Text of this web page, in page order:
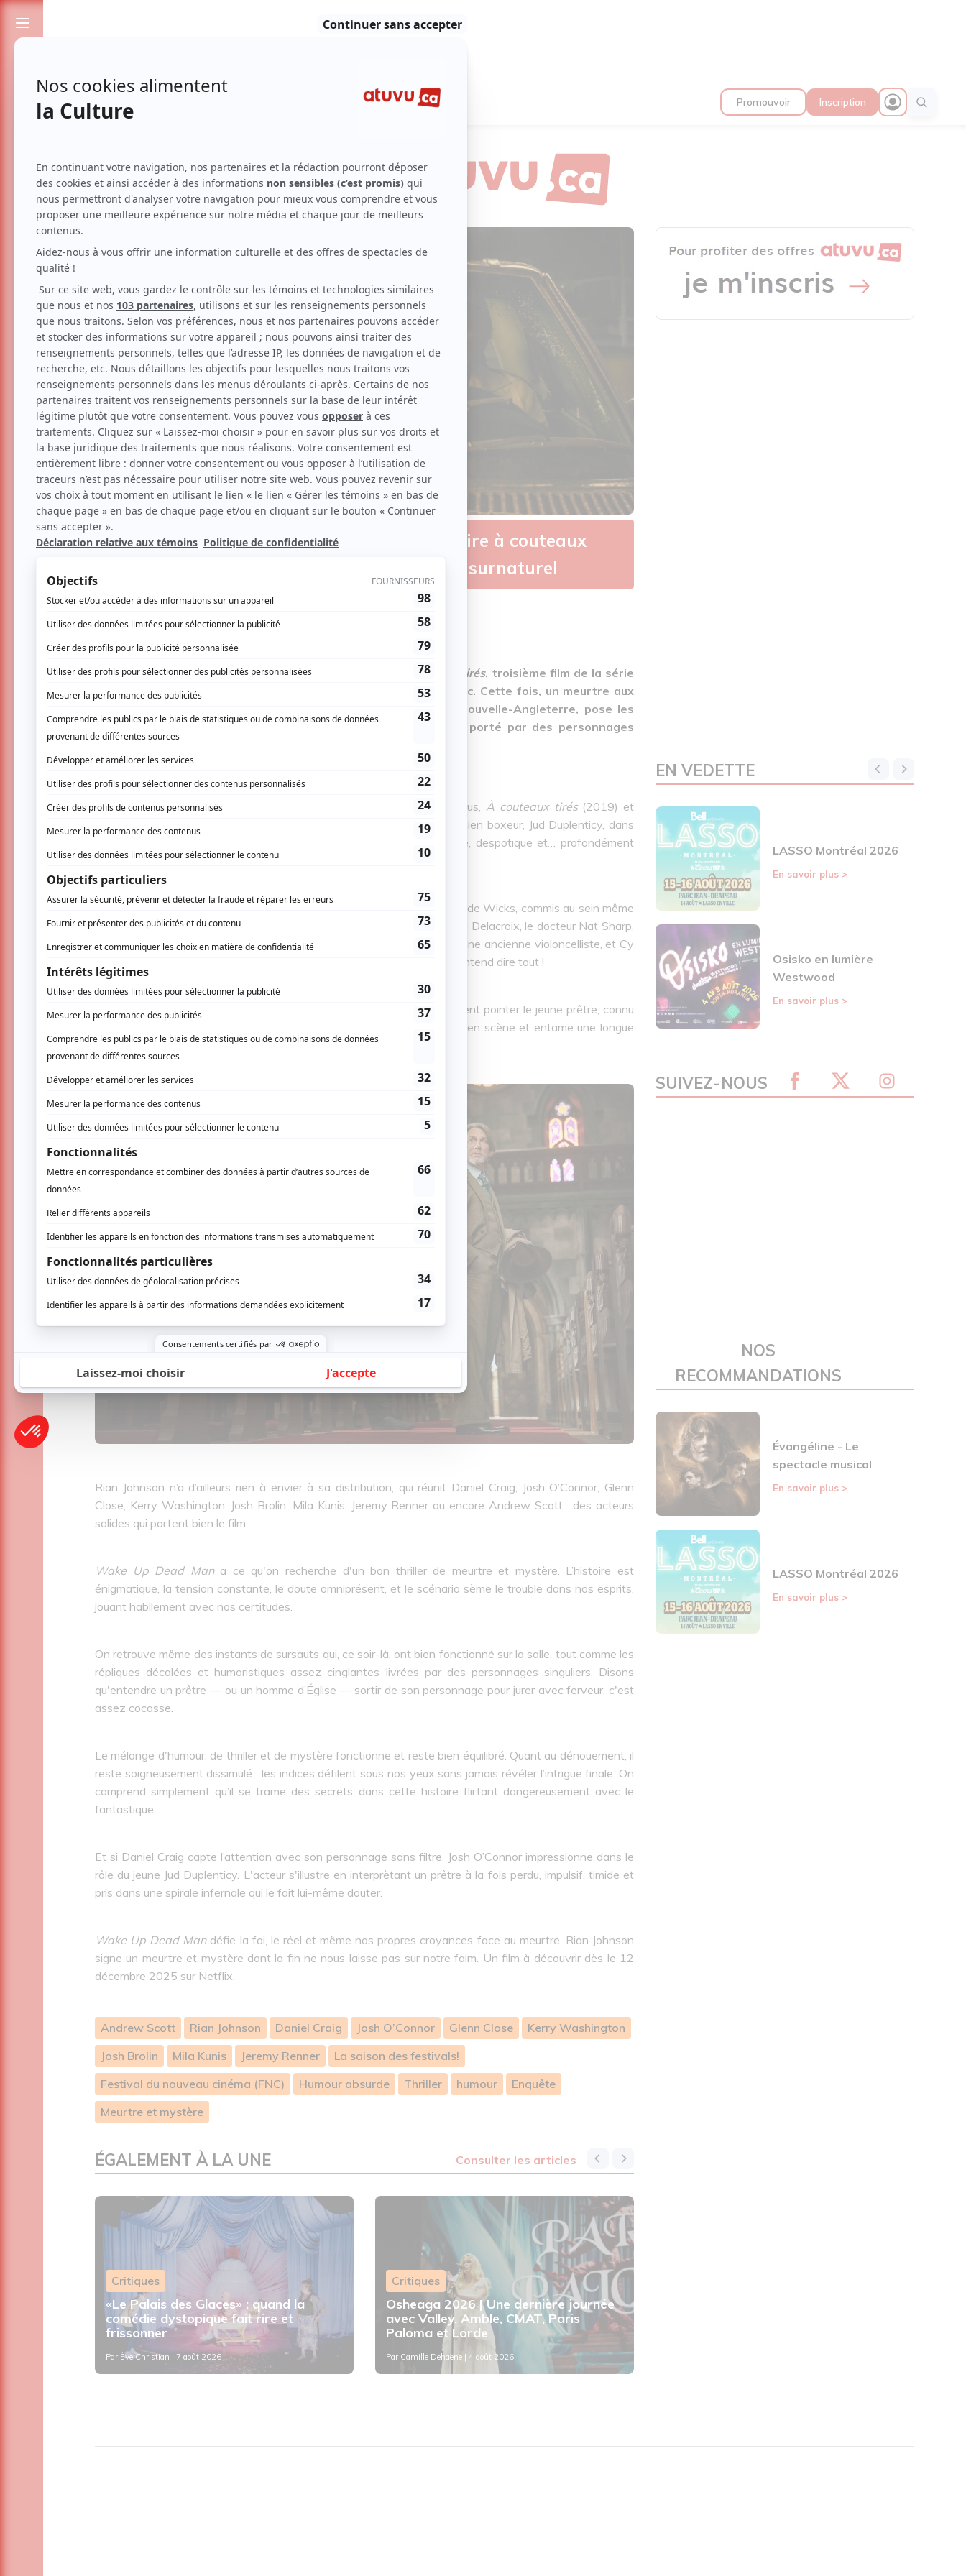
Passionnés de spectacles et de culture Promouvoir Inscription
FNC 2025 | «Wake Up Dead Man : Une histoire à couteaux
tirés», quand le meurtre et mystère frôle le surnaturel
Cinéma Critiques
Festival
Camille Dehaene | 22 octobre 2025 | Contenu original
Le FNC présentaitWake Up Dead Man : Une histoire à couteaux tirés, troisième film de la série
dans laquelle Daniel Craig incarne le détective privé Benoit Blanc. Cette fois, un meurtre aux
allures irréelles, survenu dans l’église d’une petite ville de la Nouvelle-Angleterre, pose les
bases d’un meurtre et mystère réussi à l’humour décapant et porté par des personnages
Réalisé par Rian Johnson, déjà aux commandes des deux premiers opus,À couteaux tirés(2019) et
Glass Onion
(2022), le film s’ouvre sur l’arrivée d’un jeune prêtre et ancien boxeur, Jud Duplenticy, dans
une petite église pour assister Monseigneur Wicks, un homme intense, despotique et… profondément
étrange.
Très vite, le spectateur découvre les potentiels suspects liés au meurtre de Wicks, commis au sein même
de l’église, pendant la messe. Parmi eux : la mystérieuse adjointe Martha Delacroix, le docteur Nat Sharp,
l’avocate Vera Draven, l’écrivain Lee Ross, sans oublier Simone Vivane, une ancienne violoncelliste, et Cy
Draven, un aspirant politicien qui filme tout ce qui bouge, et par tout, on entend dire tout !
Si le meurtre semble impossible, presque surnaturel, les éléments semblent pointer le jeune prêtre, connu
pour son désagrément avec Wicks. C’est alors que Benoit Blanc entre en scène et entame une longue
enquête qui tiendra le spectateur en haleine jusqu’à la fin.
Rian Johnson n’a d’ailleurs rien à envier à sa distribution, qui réunit Daniel Craig, Josh O’Connor, Glenn
Close, Kerry Washington, Josh Brolin, Mila Kunis, Jeremy Renner ou encore Andrew Scott : des acteurs
solides qui portent bien le film.
Wake Up Dead Mana ce qu'on recherche d'un bon thriller de meurtre et mystère. L’histoire est
énigmatique, la tension constante, le doute omniprésent, et le scénario sème le trouble dans nos esprits,
jouant habilement avec nos certitudes.
On retrouve même des instants de sursauts qui, ce soir-là, ont bien fonctionné sur la salle, tout comme les
répliques décalées et humoristiques assez cinglantes livrées par des personnages singuliers. Disons
qu'entendre un prêtre — ou un homme d’Église — sortir de son personnage pour jurer avec ferveur, c'est
assez cocasse.
Le mélange d'humour, de thriller et de mystère fonctionne et reste bien équilibré. Quant au dénouement, il
reste soigneusement dissimulé : les indices défilent sous nos yeux sans jamais révéler l’intrigue finale. On
comprend simplement qu’il se trame des secrets dans cette histoire flirtant dangereusement avec le
fantastique.
Et si Daniel Craig capte l’attention avec son personnage sans filtre, Josh O’Connor impressionne dans le
rôle du jeune Jud Duplenticy. L'acteur s'illustre en interprètant un prêtre à la fois perdu, impulsif, timide et
pris dans une spirale infernale qui le fait lui-même douter.
Wake Up Dead Mandéfie la foi, le réel et même nos propres croyances face au meurtre. Rian Johnson
signe un meurtre et mystère dont la fin ne nous laisse pas sur notre faim. Un film à découvrir dès le 12
décembre 2025 sur Netflix.
Andrew Scott Rian Johnson Daniel Craig Josh O’Connor Glenn Close
Kerry Washington
Josh Brolin
Mila Kunis Jeremy Renner
La saison des festivals!
Festival du nouveau cinéma (FNC)
Humour absurde Thriller humour
Enquête
Meurtre et mystère
ÉGALEMENT À LA UNE consulter les articles
Critiques
«Le Palais des Glaces» : quand la
comédie dystopique fait rire et
frissonner
Par Ève Christian | 7 août 2026
Critiques
Osheaga 2026 | Une dernière journée
avec Valley, Amble, CMAT, Paris
Paloma et Lorde
Par Camille Dehaene| 4 août 2026
EN VEDETTE
LASSO Montréal 2026
En savoir plus >
Osisko en lumière
Westwood
En savoir plus >
SUIVEZ-NOUS
NOS
RECOMMANDATIONS
Évangéline - Le
spectacle musical
En savoir plus >
LASSO Montréal 2026
En savoir plus >